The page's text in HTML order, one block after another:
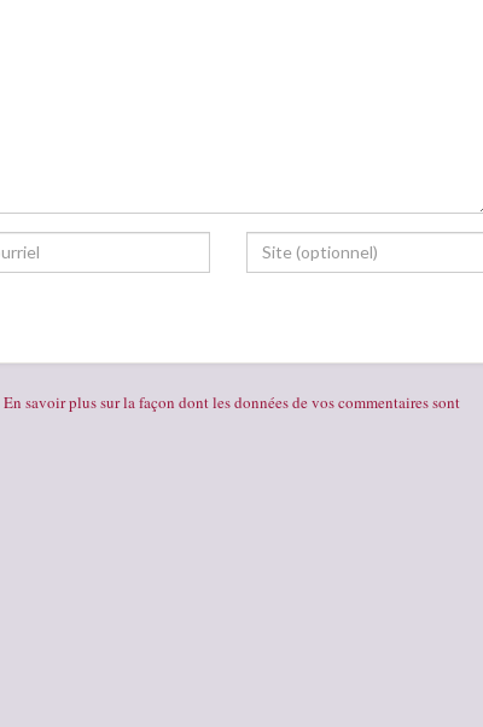
En savoir plus sur la façon dont les données de vos commentaires sont